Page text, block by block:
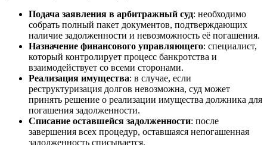
Подача заявления в арбитражный суд: необходимо
собрать полный пакет документов, подтверждающих
наличие задолженности и невозможность её погашения.
Назначение финансового управляющего: специалист,
который контролирует процесс банкротства и
взаимодействует со всеми сторонами.
Реализация имущества: в случае, если
реструктуризация долгов невозможна, суд может
принять решение о реализации имущества должника для
погашения задолженности.
Списание оставшейся задолженности: после
завершения всех процедур, оставшаяся непогашенная
задолженность списывается.